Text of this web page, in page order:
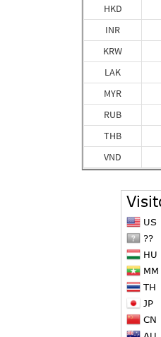
HKD
INR
KRW
LAK
MYR
RUB
THB
VND